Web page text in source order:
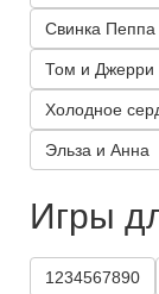
Свинка Пеппа
Том и Джерри
Холодное
Эльза и Анна
Игры
1234567890